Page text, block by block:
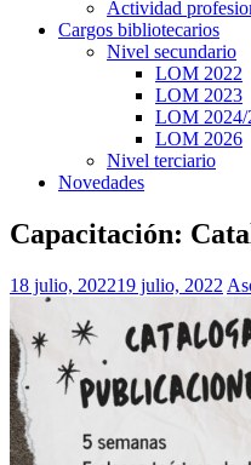
Actividad
Cargos bibliotecarios
Nivel secundario
LOM 2022
LOM 2023
LOM 2024/
LOM 2026
Nivel terciario
Novedades
Capacitación:
18 julio, 202219 julio, 2022